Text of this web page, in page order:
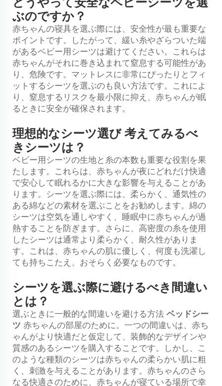
ぶのですか？
赤ちゃんの寝具を選ぶ際には、安全性が最も重要な
ポイントです。したがって、緩い糸やざらついた端
があるベビー用シーツは避けてください。これらは
赤ちゃんがそれに巻き込まれて窒息する可能性があ
り、危険です。マットレスに非常にぴったりとフィ
ットするシーツを選ぶのも良い方法です。これによ
り、窒息するリスクを最小限に抑え、赤ちゃんが眠
るときに安全が確保されます。
理想的なシーツ選び 考えてみるべ
きシーツは？
ベビー用シーツの生地と糸の本数も重要な役割を果
たします。これらは、赤ちゃんが夜にどれだけ快適
で安心して眠れるかに大きな影響を与えることがあ
ります。シーツを選ぶ際には、柔らかく、通気性の
ある綿などの素材を選ぶことをお勧めします。綿の
シーツは空気を通しやすく、睡眠中に赤ちゃんが過
熱することを防ぎます。さらに、高密度の糸を使用
したシーツは通常より柔らかく、耐久性がありま
す。これは、赤ちゃんの肌に優しく、何度も洗濯し
ても持ちこたえ、おそらく必要なものです。
シーツを選ぶ際に避けるべき間違い
とは？
選ぶときに一般的な間違いを避ける方法 ベッドシー
ツ 赤ちゃんの部屋のために。一つの間違いは、赤ち
ゃんがより快適だと仮定して、装飾的なデザインや
質感のあるシーツを購入することです。しかし、こ
のような種類のシーツは赤ちゃんの柔らかい肌に粗
く、刺激を与えることがあります。赤ちゃんのさら
なる快適さのために、赤ちゃんが寝ている場所で幸